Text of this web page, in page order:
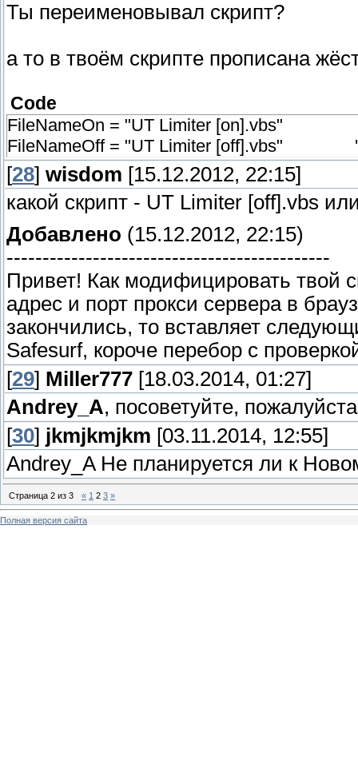
Ты переименовывал скрипт?
а то в твоём скрипте прописана
Code
FileNameOn = "UT Limiter [on].vbs" ' -
FileNameOff = "UT Limiter [off].vbs" ' -
[28] wisdom [15.12.2012, 22:15]
какой скрипт - UT Limiter [off].vbs
Добавлено (15.12.2012, 22:15)
---------------------------------------------
Привет! Как модифицировать твой
адрес и порт прокси сервера в
закончились, то вставляет
Safesurf, короче перебор с
[29] Miller777 [18.03.2014, 01:27]
Andrey_A, посоветуйте,
[30] jkmjkmjkm [03.11.2014, 12:55]
Andrey_A Не планируется ли к
Страница 2 из 3 « 1 2 3 »
Полная версия сайта